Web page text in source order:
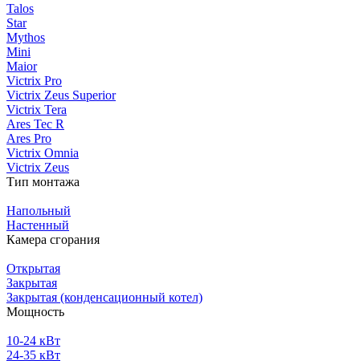
Talos
Star
Mythos
Mini
Maior
Victrix Pro
Victrix Zeus Superior
Victrix Tera
Ares Tec R
Ares Pro
Victrix Omnia
Victrix Zeus
Тип монтажа
Напольный
Настенный
Камера сгорания
Открытая
Закрытая
Закрытая (конденсационный котел)
Мощность
10-24 кВт
24-35 кВт